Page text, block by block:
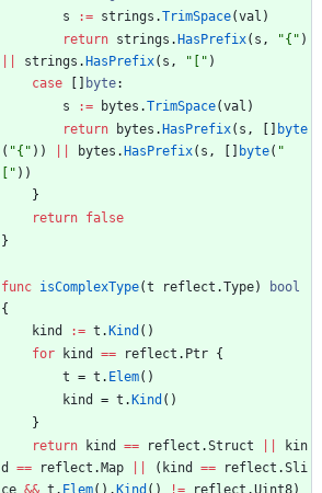
s
:= strings .TrimSpace(val )
return strings . HasPrefix( s , "{" )
strings . HasPrefix( s , "[" )
case
byte:
s
:= bytes .TrimSpace(val )
return
bytes . HasPrefix( s ,
byte
( "{" ) ) bytes . HasPrefix( s , byte( "
[" ) )
}
return false
}
func isComplexType(t reflect .Type)
bool
{
kind
:= t . Kind ( )
for
kind == reflect . Ptr {
t = t . Elem( )
kind
= t . Kind ( )
}
return
kind == reflect .Struct
kin
d
== reflect . Map ( kind == reflect .Sli